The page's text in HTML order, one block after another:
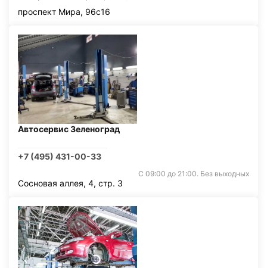
проспект Мира, 96с16
Автосервис Зеленоград
+7 (495) 431-00-33
С 09:00 до 21:00. Без выходных
Сосновая аллея, 4, стр. 3